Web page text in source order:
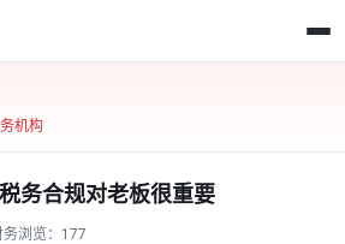
机构
务合规对老板很重要
务浏览： 177